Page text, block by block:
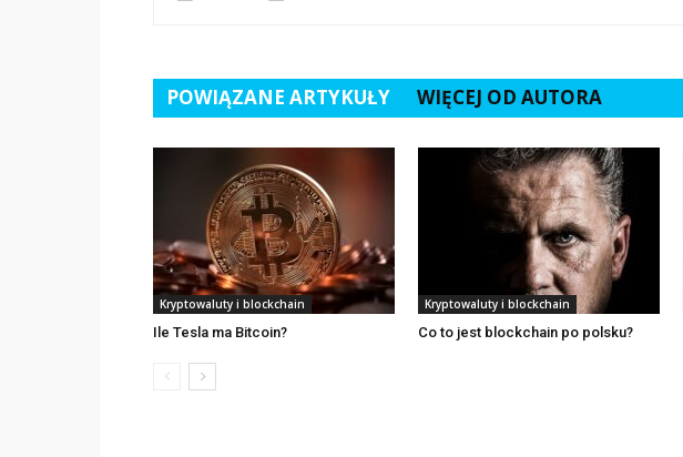
POWIĄZANE ARTYKUŁY WIĘCEJ OD AUTORA
Kryptowaluty i blockchain
Ile Tesla ma Bitcoin?
Kryptowaluty i blockchain
Co to jest blockchain po polsku?